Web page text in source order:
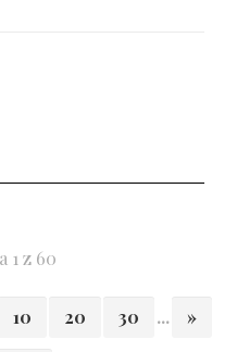
1 z 60
10 20 30 ... »